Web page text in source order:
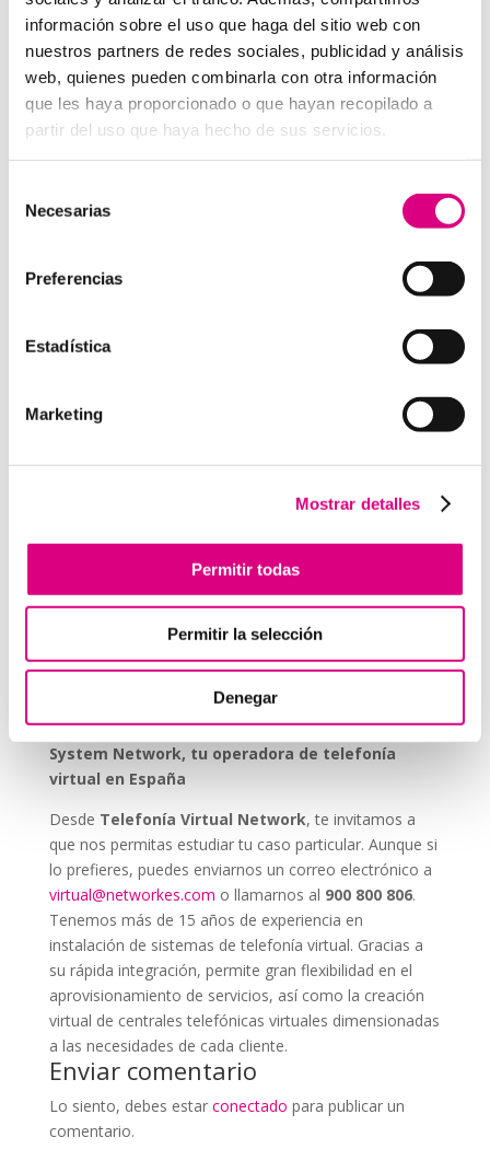
información sobre el uso que haga del sitio web con
nuestros partners de redes sociales, publicidad y análisis
web, quienes pueden combinarla con otra información
que les haya proporcionado o que hayan recopilado a
partir del uso que haya hecho de sus servicios.
Necesarias
Preferencias
Estadística
Marketing
Mostrar detalles
Permitir todas
Permitir la selección
Denegar
Audio en alta definición (HD).
Reducción activa de ruido.
Botones de emergencia o comunicación directa.
Posibilidad de conexión con fibra óptica o redes
simplificar el cableado.
Beneficios de implementar
interfonos IP en tus
Seguridad operativa:
permite actuar rápidamente
Mejora de la eficiencia:
facilita la coordinación en
inspección.
diseñados para durar en
Invertir en un buen sistema de intercomunicación es
tan importante como asegurar una buena red eléctrica.
interfonos IP para aerogeneradores
pieza clave en la gestión moderna de parques eólicos.
System Network, tu operadora de telefonía
virtual en España
Desde Telefonía Virtual Network, te invitamos a
que nos permitas estudiar tu caso particular. Aunque si
lo prefieres, puedes enviarnos un correo electrónico a
virtual@networkes.com o llamarnos al 900 800 806.
Tenemos más de 15 años de experiencia en
instalación de sistemas de telefonía virtual. Gracias a
su rápida integración, permite gran flexibilidad en el
aprovisionamiento de servicios, así como la creación
virtual de centrales telefónicas virtuales dimensionadas
a las necesidades de cada cliente.
Enviar comentario
Lo siento, debes estar conectado para publicar un
comentario.